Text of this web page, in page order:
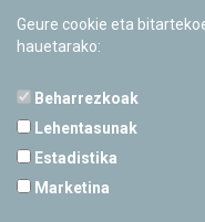
Geure cookie eta
hauetarako:
Beharrezkoak
Lehentasunak
Estadistika
Marketina